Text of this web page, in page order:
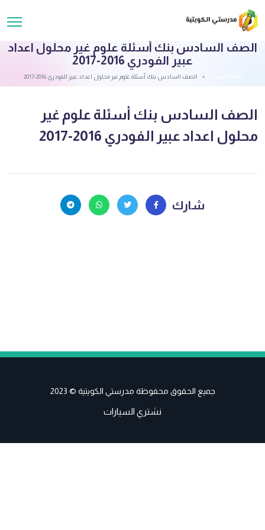
الصف السادس بنك أسئلة علوم غير محلول اعداد
عبير الفودري 2016-2017
الصف السادس بنك أسئلة علوم غير محلول اعداد عبير الفودري 2016-2017
الصف السادس بنك أسئلة علوم غير
محلول اعداد عبير الفودري 2016-2017
شارك
جميع الحقوق محفوظة مدرستي الكويتية © 2023
نشتري السيارات